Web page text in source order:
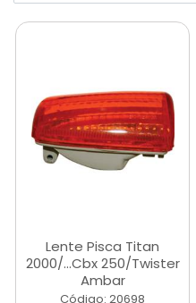
Lente Pisca Titan
2000/...Cbx 250/Twister
Ambar
Código: 20698